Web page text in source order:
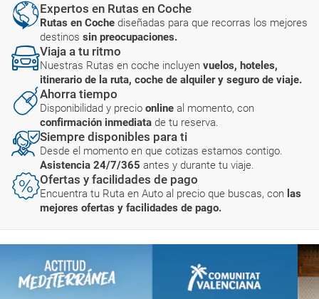
Expertos en Rutas en Coche
Rutas en Coche diseñadas para que recorras los mejores
destinos sin preocupaciones.
Viaja a tu ritmo
Nuestras Rutas en coche incluyen vuelos, hoteles,
itinerario de la ruta, coche de alquiler y seguro de viaje.
Ahorra tiempo
Disponibilidad y precio online al momento, con
confirmación inmediata de tu reserva.
Siempre disponibles para ti
Desde el momento en que cotizas estamos contigo.
Asistencia 24/7/365 antes y durante tu viaje.
Ofertas y facilidades de pago
Encuentra tu Ruta en Auto al precio que buscas, con las
mejores ofertas y facilidades de pago.